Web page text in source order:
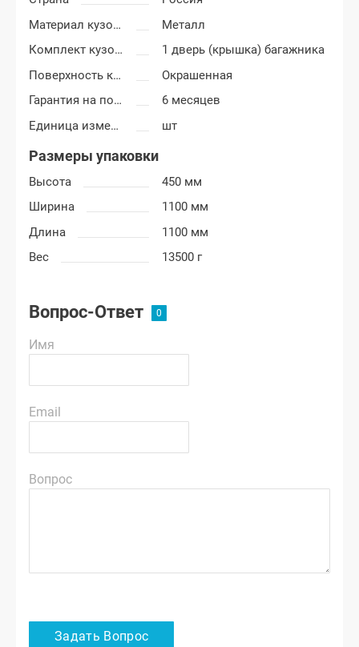
Материал кузовных деталей
Металл
Комплект кузовных деталей
1 дверь (крышка) багажника
Поверхность крышки багажника
Окрашенная
Гарантия на покраску
6 месяцев
Единица измерения
шт
Размеры упаковки
Высота
450 мм
Ширина
1100 мм
Длина
1100 мм
Вес
13500 г
Вопрос-Ответ
Имя
Email
Вопрос